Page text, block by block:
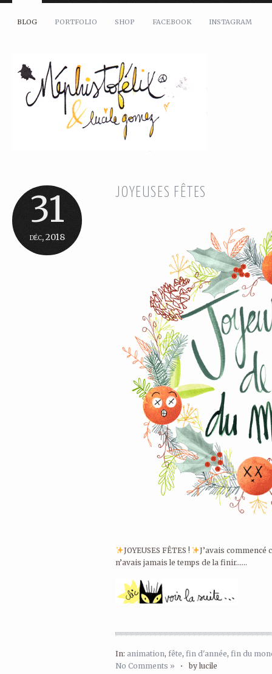
BLOG PORTFOLIO SHOP FACEBOOK INSTAGRAM
31
déc, 2018
JOYEUSES FÊTES
JOYEUSES FÊTES !
J’avais commencé
n’avais jamais le temps de la finir…...
In: animation, fête, fin d'année, fin du
No Comments » •by lucile